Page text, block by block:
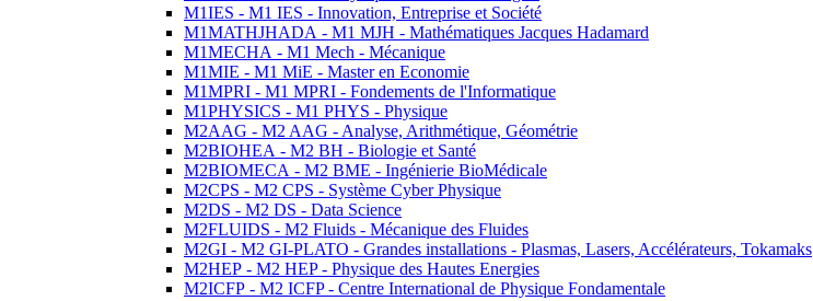
M1IES - M1 IES - Innovation, Entreprise et Société
M1MATHJHADA - M1 MJH - Mathématiques Jacques Hadamard
M1MECHA - M1 Mech - Mécanique
M1MIE - M1 MiE - Master en Economie
M1MPRI - M1 MPRI - Fondements de l'Informatique
M1PHYSICS - M1 PHYS - Physique
M2AAG - M2 AAG - Analyse, Arithmétique, Géométrie
M2BIOHEA - M2 BH - Biologie et Santé
M2BIOMECA - M2 BME - Ingénierie BioMédicale
M2CPS - M2 CPS - Système Cyber Physique
M2DS - M2 DS - Data Science
M2FLUIDS - M2 Fluids - Mécanique des Fluides
M2GI - M2 GI-PLATO - Grandes installations - Plasmas, Lasers, Accélérateurs, Tokamaks
M2HEP - M2 HEP - Physique des Hautes Energies
M2ICFP - M2 ICFP - Centre International de Physique Fondamentale